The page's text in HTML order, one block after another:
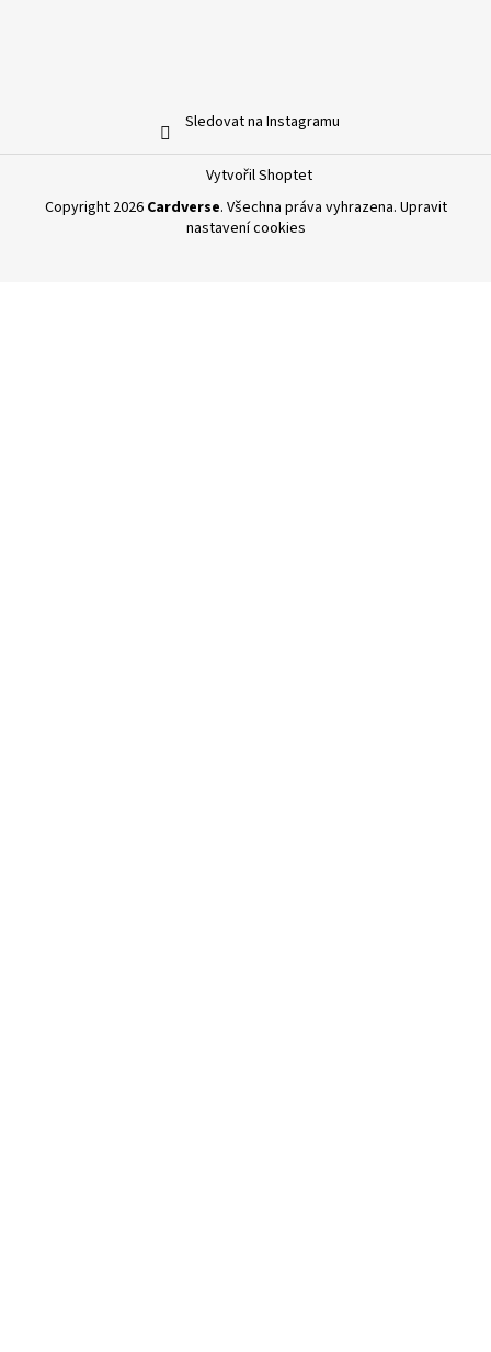
Sledovat na Instagramu
Vytvořil Shoptet
Copyright 2026 Cardverse. Všechna práva vyhrazena. Upravit
nastavení cookies